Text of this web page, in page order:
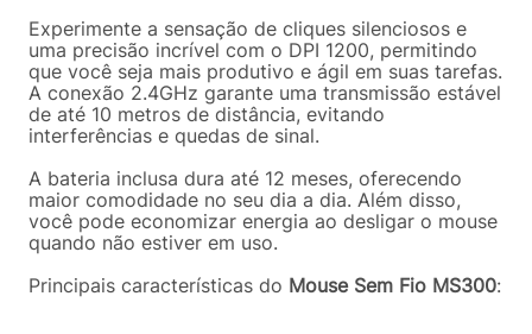
Experimente a sensação de cliques silenciosos e
uma precisão incrível com o DPI 1200, permitindo
que você seja mais produtivo e ágil em suas tarefas.
A conexão 2.4GHz garante uma transmissão estável
de até 10 metros de distância, evitando
interferências e quedas de sinal.
A bateria inclusa dura até 12 meses, oferecendo
maior comodidade no seu dia a dia. Além disso,
você pode economizar energia ao desligar o mouse
quando não estiver em uso.
Principais características do Mouse Sem Fio MS300: